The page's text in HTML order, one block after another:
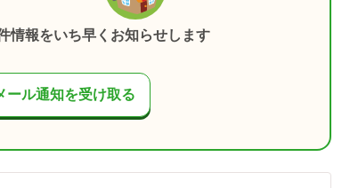
情報をいち早くお知らせします
ール通知を受け取る